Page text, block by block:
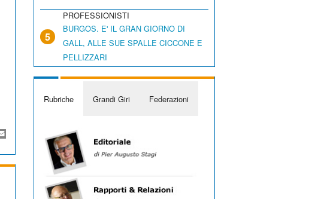
5
PROFESSIONISTI
BURGOS. E' IL GRAN GIORNO DI
GALL, ALLE SUE SPALLE CICCONE E
PELLIZZARI
Rubriche Grandi Giri Federazioni